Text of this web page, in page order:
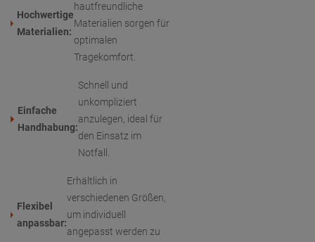
Hochwertige
Materialien:
hautfreundliche
Materialien sorgen für
optimalen
Tragekomfort.
Einfache
Handhabung:
Schnell und
unkompliziert
anzulegen, ideal für
den Einsatz im
Notfall.
Flexibel
anpassbar:
Erhältlich in
verschiedenen Größen,
um individuell
angepasst werden zu